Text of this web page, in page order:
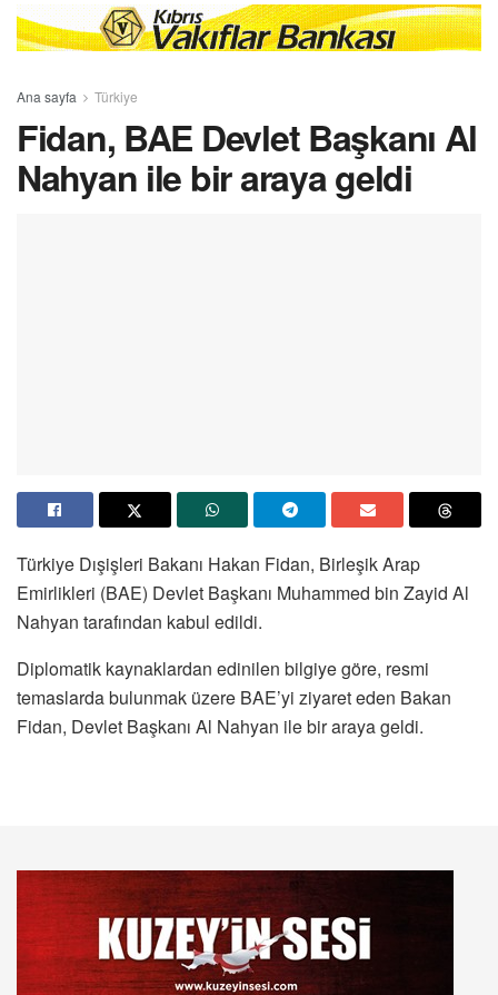
Ana sayfa Türkiye
Fidan, BAE Devlet Başkanı Al
Nahyan ile bir araya geldi
Türkiye Dışişleri Bakanı Hakan Fidan, Birleşik Arap
Emirlikleri (BAE) Devlet Başkanı Muhammed bin Zayid Al
Nahyan tarafından kabul edildi.
Diplomatik kaynaklardan edinilen bilgiye göre, resmi
temaslarda bulunmak üzere BAE’yi ziyaret eden Bakan
Fidan, Devlet Başkanı Al Nahyan ile bir araya geldi.